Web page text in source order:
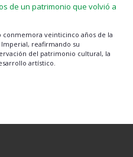
de un patrimonio que volvió a
conmemora veinticinco años de la
reafirmando su
del patrimonio cultural, la
artístico.